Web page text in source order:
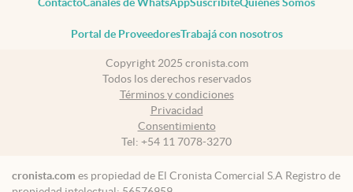
Portal de ProveedoresTrabajá con nosotros
Copyright 2025 cronista.com
Todos los derechos reservados
Términos y condiciones
Privacidad
Consentimiento
Tel: +54 11 7078-3270
cronista.com es propiedad de El Cronista Comercial S.A Registro de